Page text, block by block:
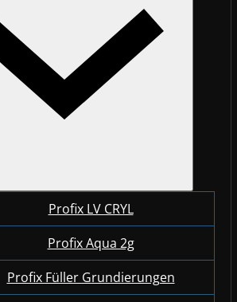
Profix LV CRYL
Profix Aqua 2g
Profix Füller Grundierungen